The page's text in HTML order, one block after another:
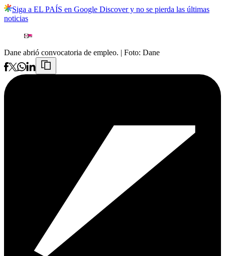
Siga a EL PAÍS en Google Discover y no se pierda las últimas
noticias
Dane abrió convocatoria de empleo. | Foto: Dane